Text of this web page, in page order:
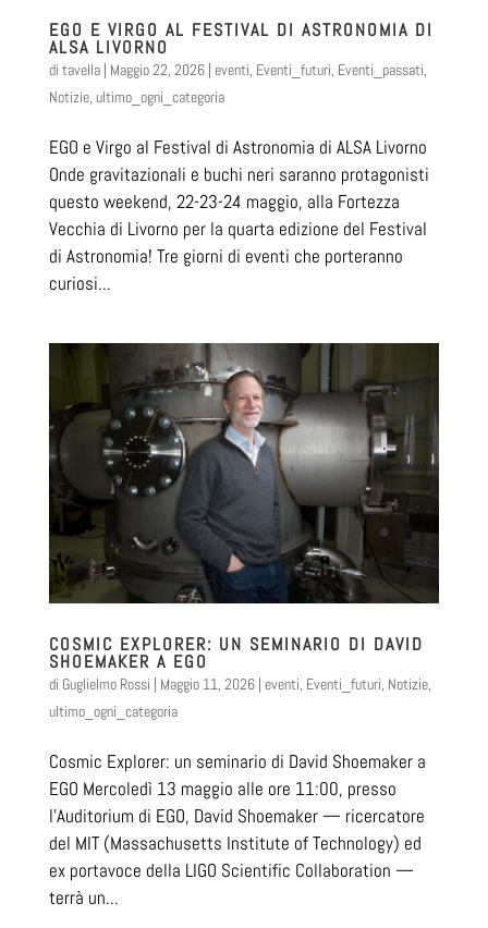
EGO E VIRGO AL FESTIVAL DI ASTRONOMIA DI
ALSA LIVORNO
di tavella| Maggio 22, 2026| eventi Eventi_futuri Eventi_passati
Notizie, ultimo_ogni_categoria
EGO e Virgo al Festival di Astronomia di ALSA Livorno
Onde gravitazionali e buchi neri saranno protagonisti
questo weekend, 22-23-24 maggio, alla Fortezza
Vecchia di Livorno per la quarta edizione del Festival
di Astronomia! Tre giorni di eventi che porteranno
curiosi...
COSMIC EXPLORER: UN SEMINARIO DI DAVID
SHOEMAKER A EGO
di Guglielmo Rossi | Maggio 11, 2026| eventi Eventi_futuri Notizie,
ultimo_ogni_categoria
Cosmic Explorer: un seminario di David Shoemaker a
EGO Mercoledì 13 maggio alle ore 11:00, presso
l’Auditorium di EGO, David Shoemaker — ricercatore
del MIT (Massachusetts Institute of Technology) ed
ex portavoce della LIGO Scientific Collaboration —
terrà un...